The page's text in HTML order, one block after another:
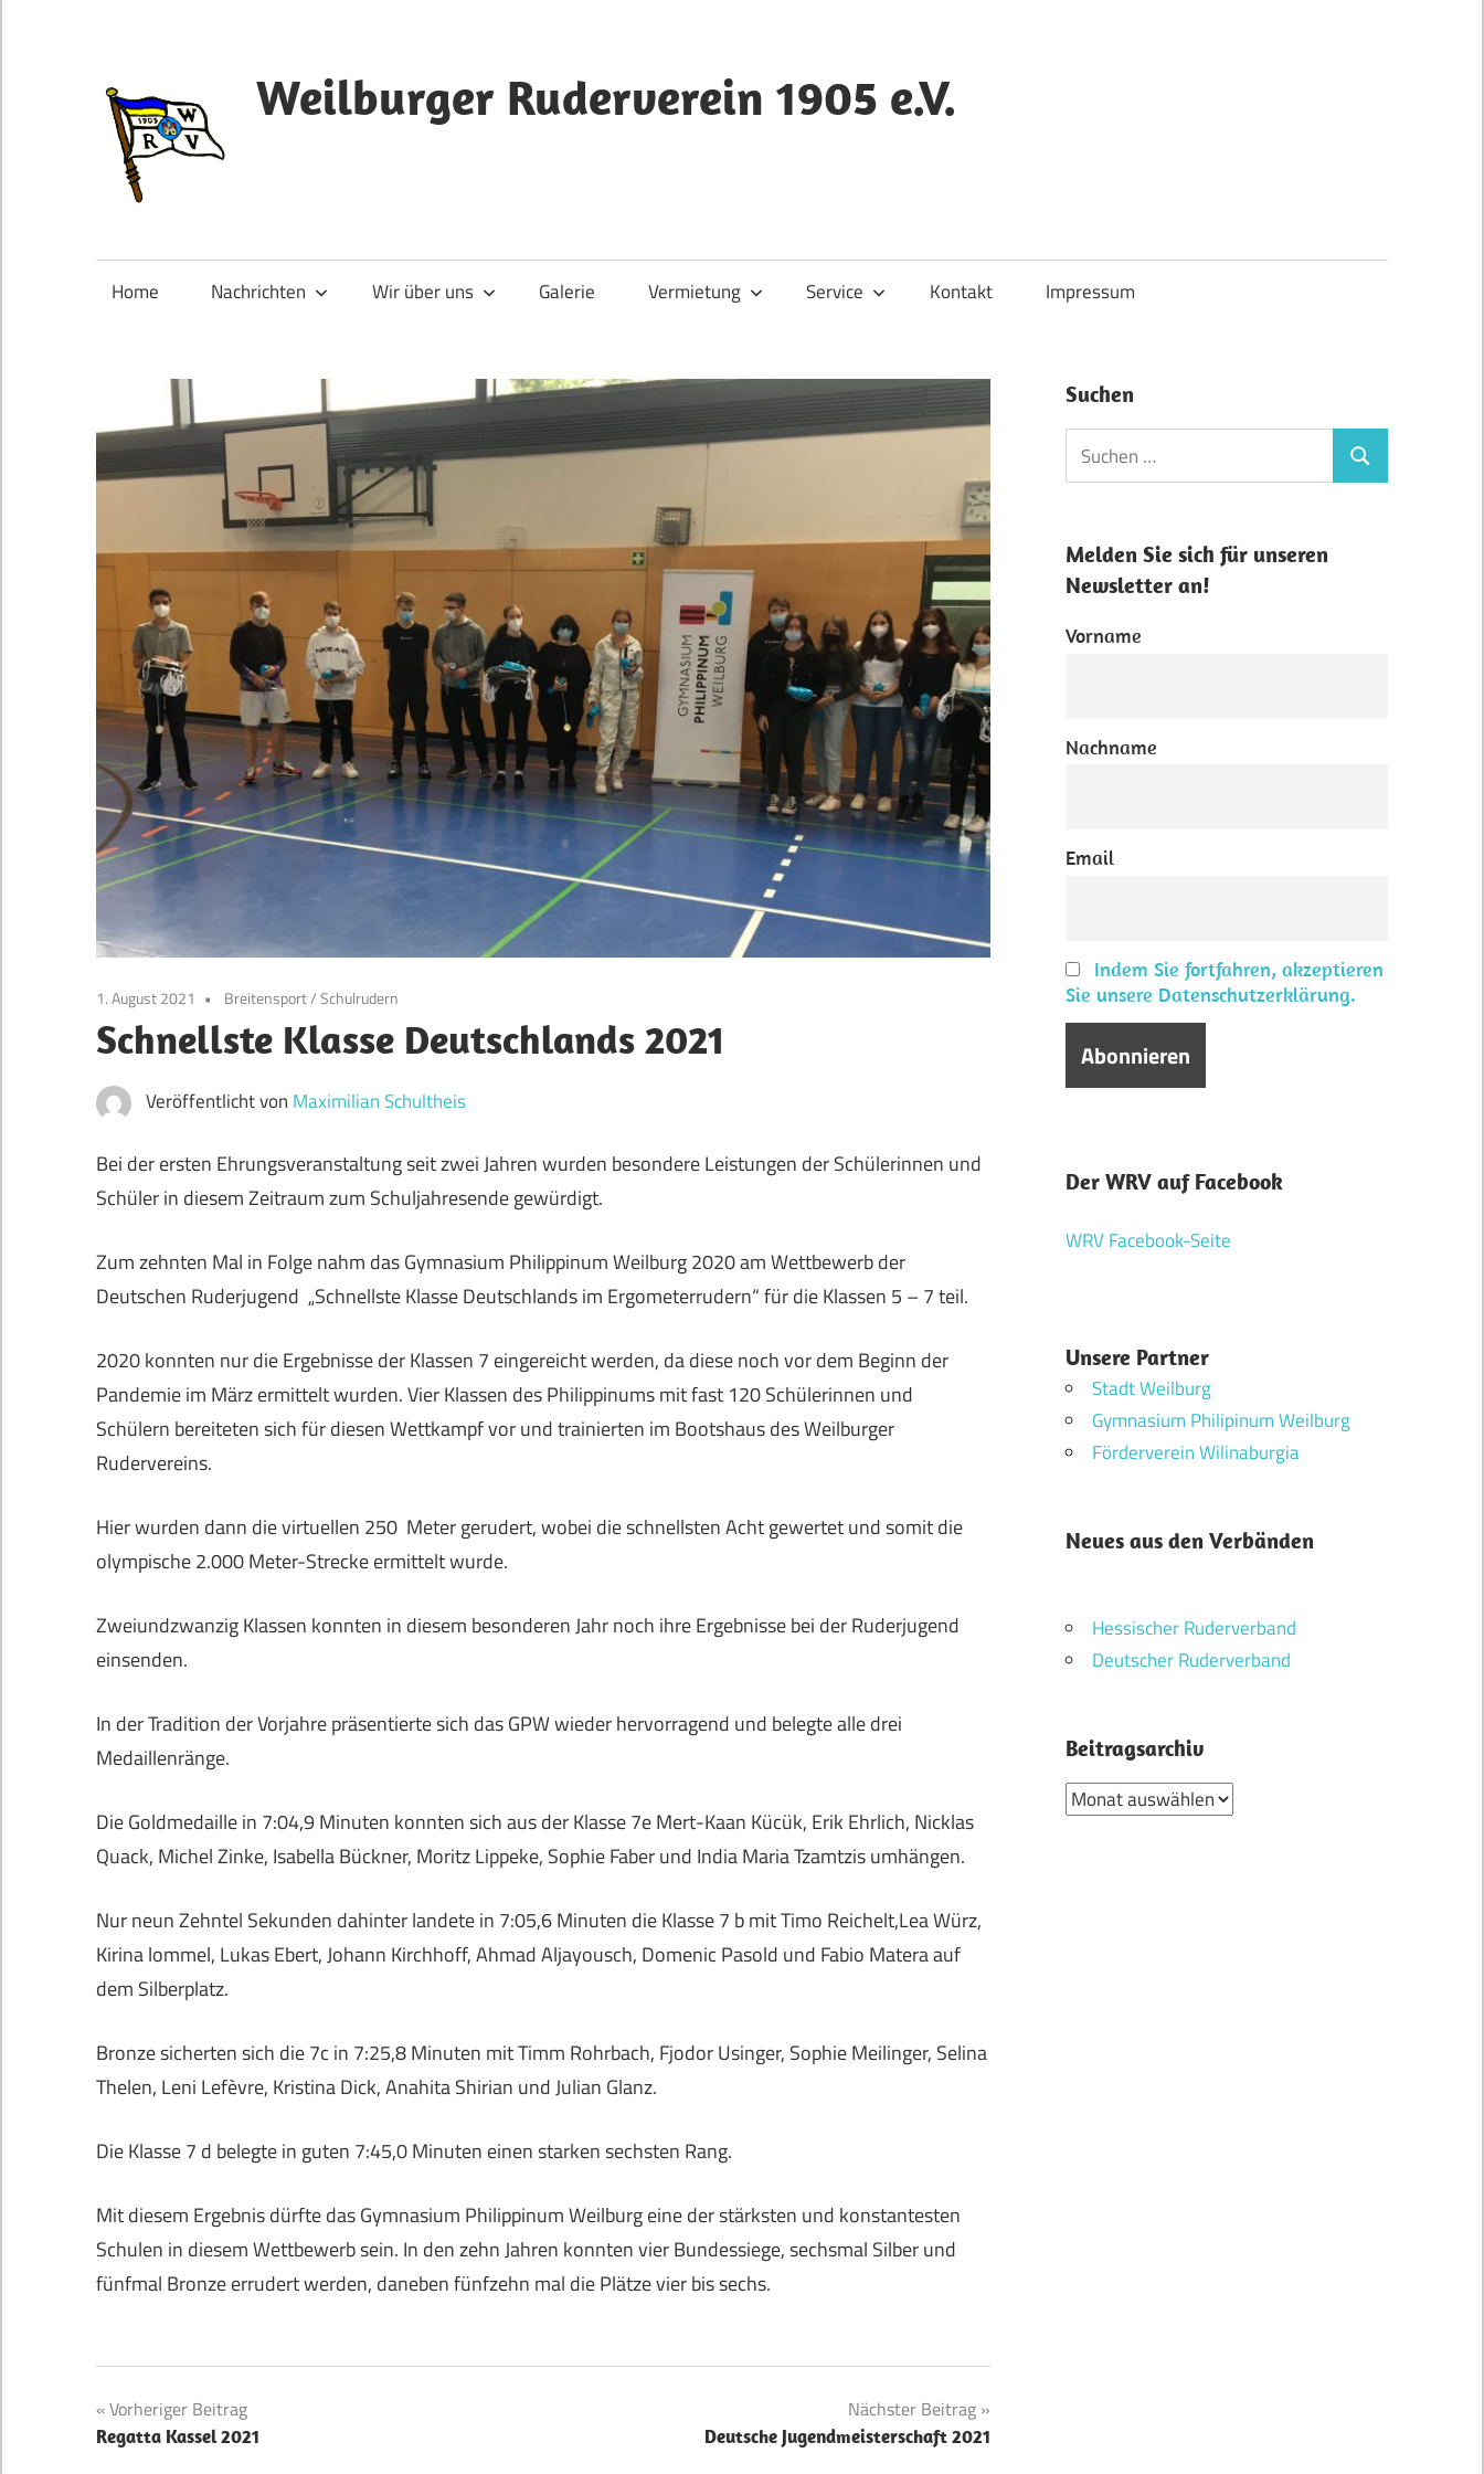
Weilburger Ruderverein 1905 e.V.
Home Nachrichten Wir über uns Galerie Vermietung Service Kontakt Impressum
1. August 2021 Breitensport/Schulrudern
Schnellste Klasse Deutschlands 2021
Veröffentlicht von Maximilian Schultheis
Bei der ersten Ehrungsveranstaltung seit zwei Jahren wurden besondere Leistungen der Schülerinnen und
Schüler in diesem Zeitraum zum Schuljahresende gewürdigt.
Zum zehnten Mal in Folge nahm das Gymnasium Philippinum Weilburg 2020 am Wettbewerb der
Deutschen Ruderjugend „Schnellste Klasse Deutschlands im Ergometerrudern“ für die Klassen 5 – 7 teil.
2020 konnten nur die Ergebnisse der Klassen 7 eingereicht werden, da diese noch vor dem Beginn der
Pandemie im März ermittelt wurden. Vier Klassen des Philippinums mit fast 120 Schülerinnen und
Schülern bereiteten sich für diesen Wettkampf vor und trainierten im Bootshaus des Weilburger
Rudervereins.
Hier wurden dann die virtuellen 250 Meter gerudert, wobei die schnellsten Acht gewertet und somit die
olympische 2.000 Meter-Strecke ermittelt wurde.
Zweiundzwanzig Klassen konnten in diesem besonderen Jahr noch ihre Ergebnisse bei der Ruderjugend
einsenden.
In der Tradition der Vorjahre präsentierte sich das GPW wieder hervorragend und belegte alle drei
Medaillenränge.
Die Goldmedaille in 7:04,9 Minuten konnten sich aus der Klasse 7e Mert-Kaan Kücük, Erik Ehrlich, Nicklas
Quack, Michel Zinke, Isabella Bückner, Moritz Lippeke, Sophie Faber und India Maria Tzamtzis umhängen.
Nur neun Zehntel Sekunden dahinter landete in 7:05,6 Minuten die Klasse 7 b mit Timo Reichelt,Lea Würz,
Kirina lommel, Lukas Ebert, Johann Kirchhoff, Ahmad Aljayousch, Domenic Pasold und Fabio Matera auf
dem Silberplatz.
Bronze sicherten sich die 7c in 7:25,8 Minuten mit Timm Rohrbach, Fjodor Usinger, Sophie Meilinger, Selina
Thelen, Leni Lefèvre, Kristina Dick, Anahita Shirian und Julian Glanz.
Die Klasse 7 d belegte in guten 7:45,0 Minuten einen starken sechsten Rang.
Mit diesem Ergebnis dürfte das Gymnasium Philippinum Weilburg eine der stärksten und konstantesten
Schulen in diesem Wettbewerb sein. In den zehn Jahren konnten vier Bundessiege, sechsmal Silber und
fünfmal Bronze errudert werden, daneben fünfzehn mal die Plätze vier bis sechs.
Beitragsnavigation
Vorheriger Beitrag
Regatta Kassel 2021
Nächster Beitrag
Deutsche Jugendmeisterschaft 2021
Suchen
Suchen
nach:
Suchen
Melden Sie sich für unseren
Newsletter an!
Vorname
Nachname
Email
Indem Sie fortfahren, akzeptieren
Sie unsere Datenschutzerklärung.
Der WRV auf Facebook
WRV Facebook-Seite
Unsere Partner
Stadt Weilburg
Gymnasium Philipinum Weilburg
Förderverein Wilinaburgia
Neues aus den Verbänden
Hessischer Ruderverband
Deutscher Ruderverband
Beitragsarchiv
Beitragsarchiv